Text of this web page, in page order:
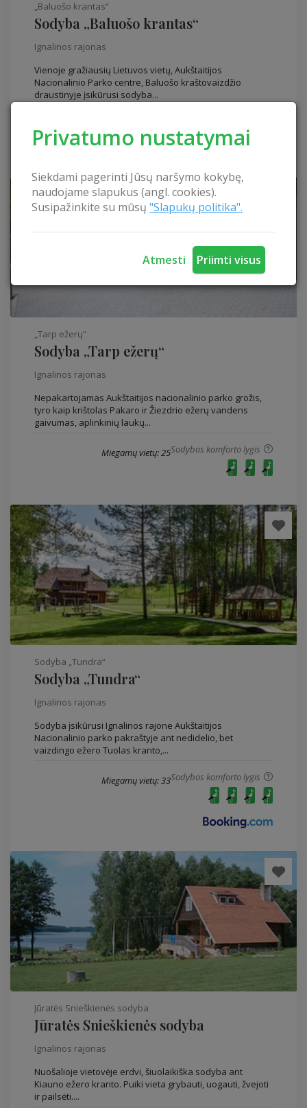
Privatumo nustatymai
Siekdami pagerinti Jūsų naršymo kokybę,
naudojame slapukus (angl. cookies).
Susipažinkite su mūsų "Slapukų politika".
Atmesti Priimti visus
„Baluošo krantas“
Sodyba „Baluošo krantas“
Ignalinos rajonas
Vienoje gražiausių Lietuvos vietų, Aukštaitijos
Nacionalinio Parko centre, Baluošo kraštovaizdžio
draustinyje įsikūrusi sodyba...
„Tarp ežerų“
Sodyba „Tarp ežerų“
Ignalinos rajonas
Nepakartojamas Aukštaitijos nacionalinio parko grožis,
tyro kaip krištolas Pakaro ir Žiezdrio ežerų vandens
gaivumas, aplinkinių laukų...
Sodybos komforto lygis
Miegamų vietų: 25
Sodyba „Tundra“
Sodyba „Tundra“
Ignalinos rajonas
Sodyba įsikūrusi Ignalinos rajone Aukštaitijos
Nacionalinio parko pakraštyje ant nedidelio, bet
vaizdingo ežero Tuolas kranto,...
Sodybos komforto lygis
Miegamų vietų: 33
Jūratės Snieškienės sodyba
Jūratės Snieškienės sodyba
Ignalinos rajonas
Nuošalioje vietovėje erdvi, šiuolaikiška sodyba ant
Kiauno ežero kranto. Puiki vieta grybauti, uogauti, žvejoti
ir pailsėti....